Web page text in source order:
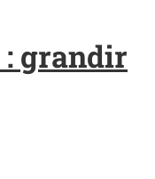
: grandir